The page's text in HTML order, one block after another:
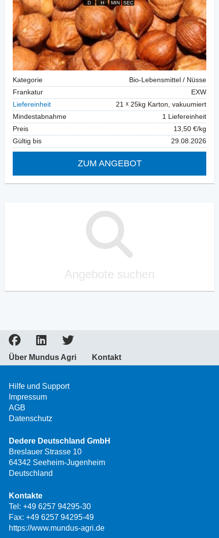
Kategorie
Bio-Lebensmittel / Nüsse
Frankatur
EXW
Liefereinheit
21
25kg Karton, vakuumiert
Mindestabnahme
1 Liefereinheit
Preis
13,50 €/kg
Gültig bis
29.08.2026
ZUM ANGEBOT
Angebote suchen
Über Mundus Agri Kontakt
Hilfe und Support
Impressum
AGB
Datenschutz
Dedere Deutschland GmbH
Breslauer Strasse 10
64342 Seeheim-Jugenheim
Deutschland
Kontakte
Tel: +49 6257 94295-30
Fax: +49 6257 94295-49
https://www.mundus-agri.de